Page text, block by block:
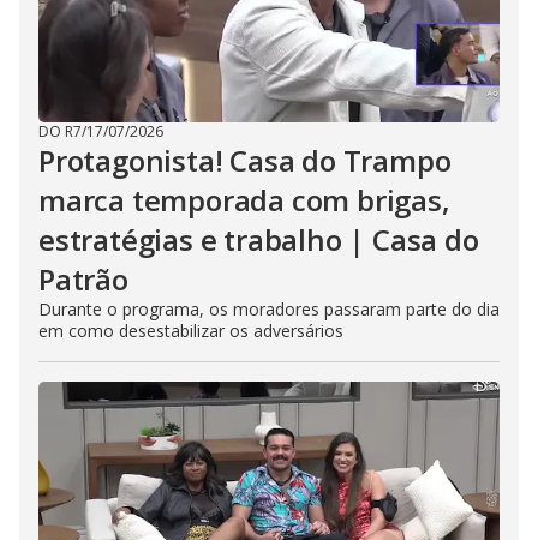
DO R7/17/07/2026
Protagonista! Casa do Trampo
marca temporada com brigas,
estratégias e trabalho | Casa do
Patrão
Durante o programa, os moradores passaram parte do dia
em como desestabilizar os adversários